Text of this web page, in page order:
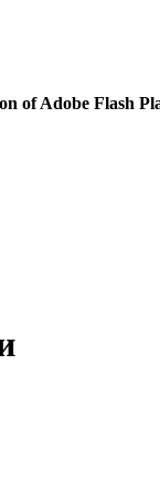
of Adobe Flash